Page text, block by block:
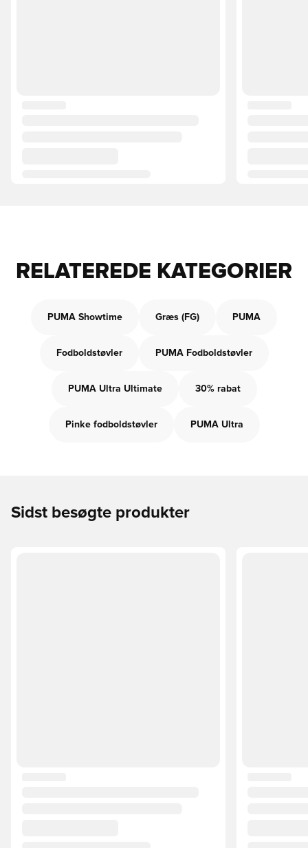
RELATEREDE KATEGORIER
PUMA Showtime Græs (FG) PUMA
Fodboldstøvler PUMA Fodboldstøvler
PUMA Ultra Ultimate 30% rabat
Pinke fodboldstøvler PUMA Ultra
Sidst besøgte produkter